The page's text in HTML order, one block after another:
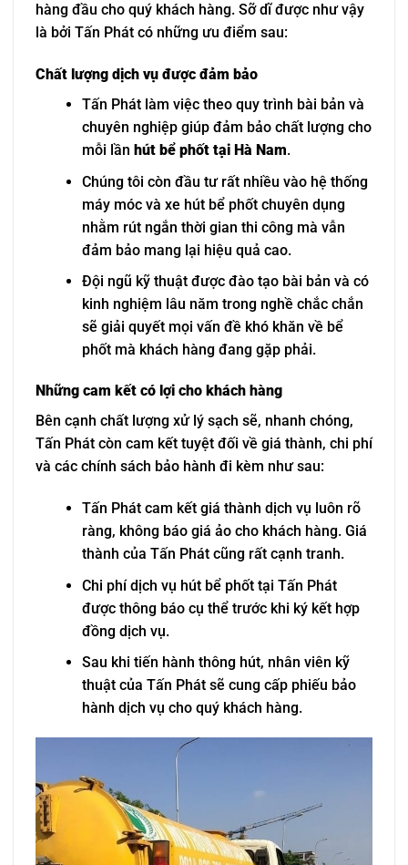
hàng đầu cho quý khách hàng. Sỡ dĩ được như vậy
là bởi Tấn Phát có những ưu điểm sau:
Chất lượng dịch vụ được đảm bảo
Tấn Phát làm việc theo quy trình bài bản và
chuyên nghiệp giúp đảm bảo chất lượng cho
mỗi lần hút bể phốt tại Hà Nam.
Chúng tôi còn đầu tư rất nhiều vào hệ thống
máy móc và xe hút bể phốt chuyên dụng
nhằm rút ngắn thời gian thi công mà vẫn
đảm bảo mang lại hiệu quả cao.
Đội ngũ kỹ thuật được đào tạo bài bản và có
kinh nghiệm lâu năm trong nghề chắc chắn
sẽ giải quyết mọi vấn đề khó khăn về bể
phốt mà khách hàng đang gặp phải.
Những cam kết có lợi cho khách hàng
Bên cạnh chất lượng xử lý sạch sẽ, nhanh chóng,
Tấn Phát còn cam kết tuyệt đối về giá thành, chi phí
và các chính sách bảo hành đi kèm như sau:
Tấn Phát cam kết giá thành dịch vụ luôn rõ
ràng, không báo giá ảo cho khách hàng. Giá
thành của Tấn Phát cũng rất cạnh tranh.
Chi phí dịch vụ hút bể phốt tại Tấn Phát
được thông báo cụ thể trước khi ký kết hợp
đồng dịch vụ.
Sau khi tiến hành thông hút, nhân viên kỹ
thuật của Tấn Phát sẽ cung cấp phiếu bảo
hành dịch vụ cho quý khách hàng.